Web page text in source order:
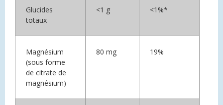
Glucides
totaux
<1 g <1%*
Magnésium
(sous forme
de citrate de
magnésium)
80 mg 19%